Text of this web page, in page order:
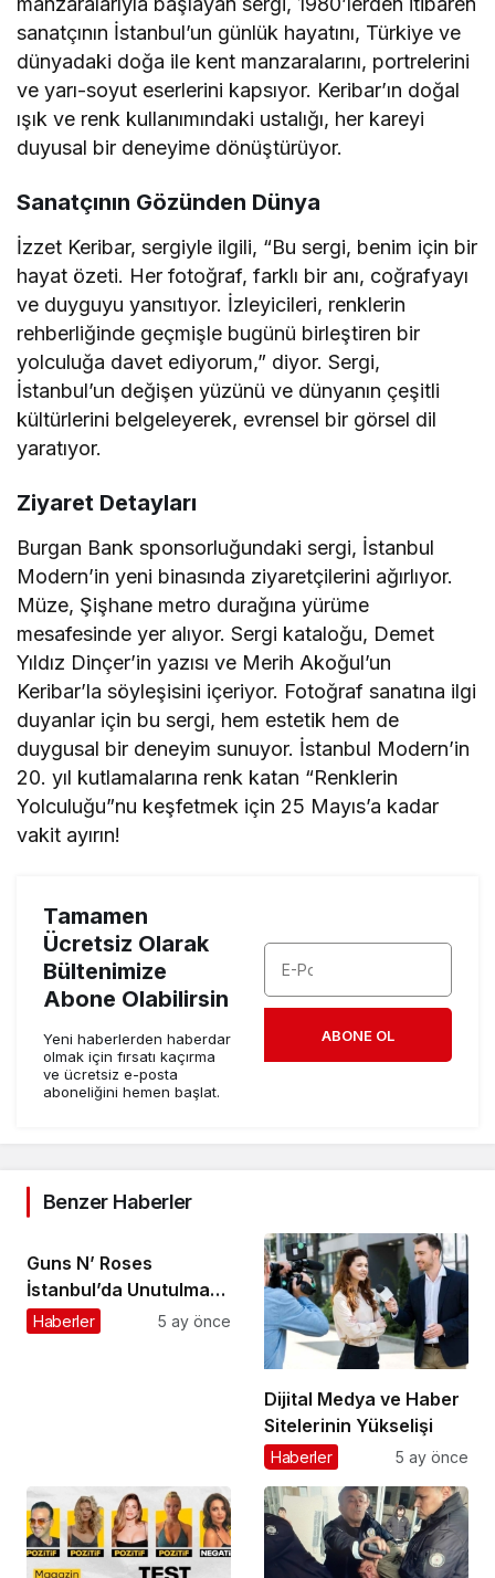
sanatçının İstanbul’un günlük hayatını, Türkiye ve
dünyadaki doğa ile kent manzaralarını, portrelerini
ve yarı-soyut eserlerini kapsıyor. Keribar’ın doğal
ışık ve renk kullanımındaki ustalığı, her kareyi
duyusal bir deneyime dönüştürüyor.
Sanatçının Gözünden Dünya
İzzet Keribar, sergiyle ilgili, “Bu sergi, benim için bir
hayat özeti. Her fotoğraf, farklı bir anı, coğrafyayı
ve duyguyu yansıtıyor. İzleyicileri, renklerin
rehberliğinde geçmişle bugünü birleştiren bir
yolculuğa davet ediyorum,” diyor. Sergi,
İstanbul’un değişen yüzünü ve dünyanın çeşitli
kültürlerini belgeleyerek, evrensel bir görsel dil
yaratıyor.
Ziyaret Detayları
Burgan Bank sponsorluğundaki sergi, İstanbul
Modern’in yeni binasında ziyaretçilerini ağırlıyor.
Müze, Şişhane metro durağına yürüme
mesafesinde yer alıyor. Sergi kataloğu, Demet
Yıldız Dinçer’in yazısı ve Merih Akoğul’un
Keribar’la söyleşisini içeriyor. Fotoğraf sanatına ilgi
duyanlar için bu sergi, hem estetik hem de
duygusal bir deneyim sunuyor. İstanbul Modern’in
20. yıl kutlamalarına renk katan “Renklerin
Yolculuğu”nu keşfetmek için 25 Mayıs’a kadar
vakit ayırın!
Tamamen
Ücretsiz Olarak
Bültenimize
Abone Olabilirsin
Yeni haberlerden haberdar
olmak için fırsatı kaçırma
ve ücretsiz e-posta
aboneliğini hemen başlat.
ABONE OL
Benzer Haberler
Guns N’ Roses
İstanbul’da Unutulmaz
Bir Geceyle Tarihe
Haberler 5 ay önce
Dijital Medya ve Haber
Sitelerinin Yükselişi
Haberler 5 ay önce